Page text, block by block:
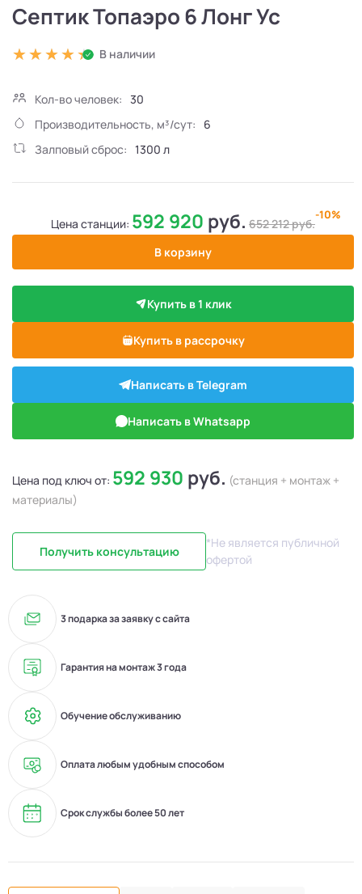
Септик Топаэро 6 Лонг Ус
В наличии
Кол-во человек: 30
Производительность, м³/сут:
6
Залповый сброс: 1300 л
Цена станции: 592 920 руб. 652 212руб.
-10%
В корзину
Купить в 1 клик
Купить в рассрочку
Написать в Telegram
Написать в Whatsapp
Цена под ключ от: 592 930 руб. (станция + монтаж +
материалы)
Получить консультацию
*Не является публичной
офертой
3 подарка за заявку с сайта
Гарантия на монтаж 3 года
Обучение обслуживанию
Оплата любым удобным способом
Срок службы более 50 лет